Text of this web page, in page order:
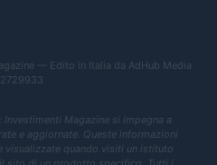
— Edito in Italia da AdHub Media
2729933
Magazine si impegna a
e aggiornate. Queste informazioni
visualizzate quando visiti un istituto